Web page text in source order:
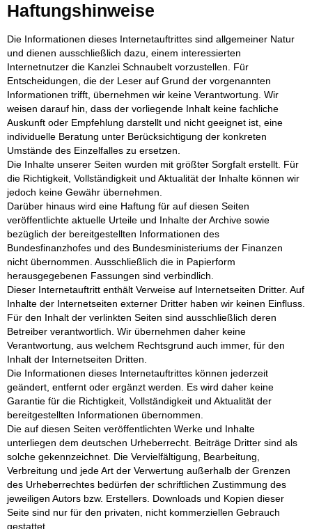
Haftungshinweise
Die Informationen dieses Internetauftrittes sind allgemeiner Natur
und dienen ausschließlich dazu, einem interessierten
Internetnutzer die Kanzlei Schnaubelt vorzustellen. Für
Entscheidungen, die der Leser auf Grund der vorgenannten
Informationen trifft, übernehmen wir keine Verantwortung. Wir
weisen darauf hin, dass der vorliegende Inhalt keine fachliche
Auskunft oder Empfehlung darstellt und nicht geeignet ist, eine
individuelle Beratung unter Berücksichtigung der konkreten
Umstände des Einzelfalles zu ersetzen.
Die Inhalte unserer Seiten wurden mit größter Sorgfalt erstellt. Für
die Richtigkeit, Vollständigkeit und Aktualität der Inhalte können wir
jedoch keine Gewähr übernehmen.
Darüber hinaus wird eine Haftung für auf diesen Seiten
veröffentlichte aktuelle Urteile und Inhalte der Archive sowie
bezüglich der bereitgestellten Informationen des
Bundesfinanzhofes und des Bundesministeriums der Finanzen
nicht übernommen. Ausschließlich die in Papierform
herausgegebenen Fassungen sind verbindlich.
Dieser Internetauftritt enthält Verweise auf Internetseiten Dritter. Auf
Inhalte der Internetseiten externer Dritter haben wir keinen Einfluss.
Für den Inhalt der verlinkten Seiten sind ausschließlich deren
Betreiber verantwortlich. Wir übernehmen daher keine
Verantwortung, aus welchem Rechtsgrund auch immer, für den
Inhalt der Internetseiten Dritten.
Die Informationen dieses Internetauftrittes können jederzeit
geändert, entfernt oder ergänzt werden. Es wird daher keine
Garantie für die Richtigkeit, Vollständigkeit und Aktualität der
bereitgestellten Informationen übernommen.
Die auf diesen Seiten veröffentlichten Werke und Inhalte
unterliegen dem deutschen Urheberrecht. Beiträge Dritter sind als
solche gekennzeichnet. Die Vervielfältigung, Bearbeitung,
Verbreitung und jede Art der Verwertung außerhalb der Grenzen
des Urheberrechtes bedürfen der schriftlichen Zustimmung des
jeweiligen Autors bzw. Erstellers. Downloads und Kopien dieser
Seite sind nur für den privaten, nicht kommerziellen Gebrauch
gestattet.